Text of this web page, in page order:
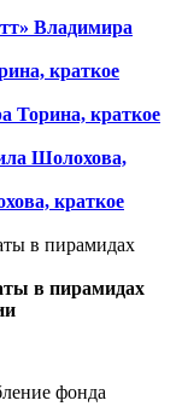
Владимира
краткое
Торина, краткое
Шолохова,
краткое
в пирамидах